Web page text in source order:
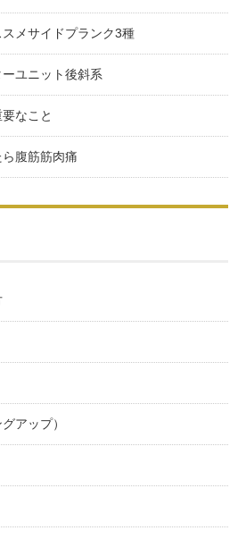
メサイドプランク3種
ユニット後斜系
なこと
腹筋筋肉痛
アップ）